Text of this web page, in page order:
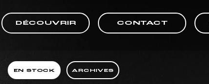
DÉCOUVRIR CONTACT
ARCHIVES
EN STOCK